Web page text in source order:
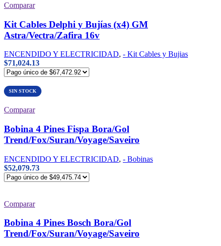
Comparar
Kit Cables Delphi y Bujías (x4) GM
Astra/Vectra/Zafira 16v
ENCENDIDO Y ELECTRICIDAD, - Kit Cables y Bujias
$71,024.13
SIN STOCK
Comparar
Bobina 4 Pines Fispa Bora/Gol
Trend/Fox/Suran/Voyage/Saveiro
ENCENDIDO Y ELECTRICIDAD, - Bobinas
$52,079.73
Comparar
Bobina 4 Pines Bosch Bora/Gol
Trend/Fox/Suran/Voyage/Saveiro